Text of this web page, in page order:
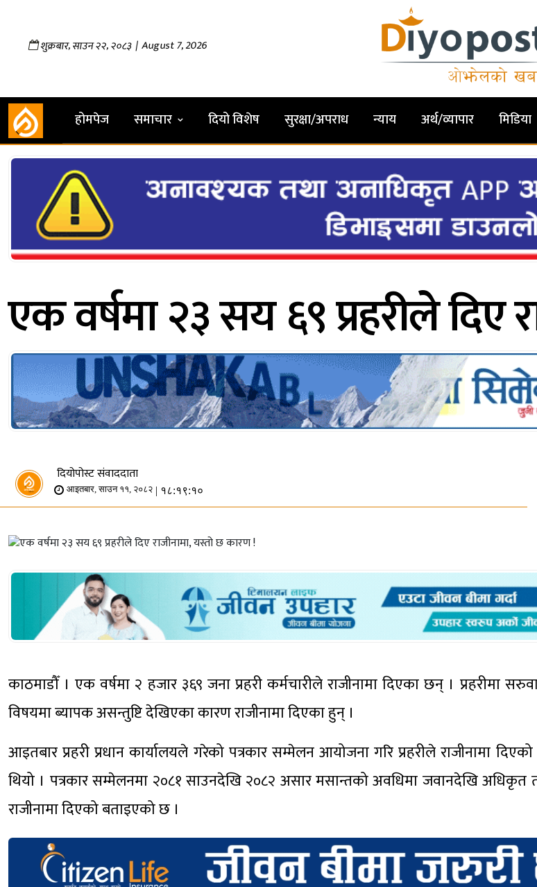
शुक्रबार,साउन२२,२०८३| August 7, 2026
होमपेज समाचार दियो विशेष सुरक्षा/अपराध न्याय अर्थ/व्यापार मिडिया
एक वर्षमा २३ सय ६९ प्रहरीले दिए
दियोपोस्ट संवाददाता
आइतबार, साउन ११, २०८२ | १८:१९:१०
काठमाडौँ । एक वर्षमा २ हजार ३६९ जना प्रहरी कर्मचारीले राजीनामा दिएका छन् । प्रहरीमा
विषयमा ब्यापक असन्तुष्टि देखिएका कारण राजीनामा दिएका हुन् ।
आइतबार प्रहरी प्रधान कार्यालयले गरेको पत्रकार सम्मेलन आयोजना गरि प्रहरीले राजीनामा
थियो । पत्रकार सम्मेलनमा २०८१ साउनदेखि २०८२ असार मसान्तको अवधिमा जवानदेखि अधिकृत
राजीनामा दिएको बताइएको छ ।